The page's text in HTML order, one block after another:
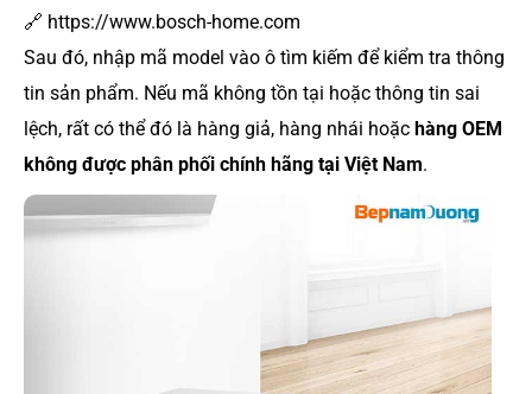
🔗 https://www.bosch-home.com
Sau đó, nhập mã model vào ô tìm kiếm để kiểm tra thông
tin sản phẩm. Nếu mã không tồn tại hoặc thông tin sai
lệch, rất có thể đó là hàng giả, hàng nhái hoặc hàng OEM
không được phân phối chính hãng tại Việt Nam.